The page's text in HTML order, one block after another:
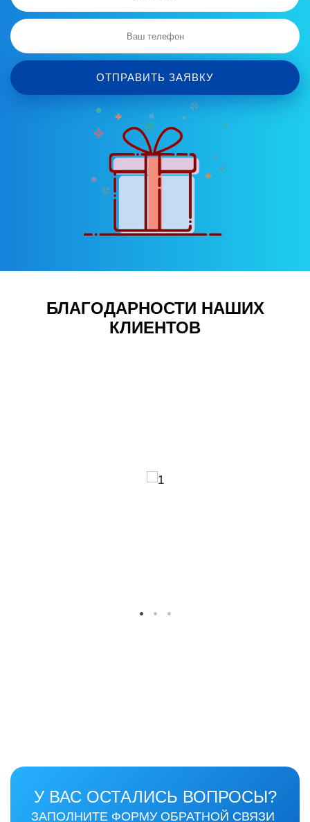
ОТПРАВИТЬ ЗАЯВКУ
БЛАГОДАРНОСТИ НАШИХ
КЛИЕНТОВ
У ВАС ОСТАЛИСЬ ВОПРОСЫ?
ЗАПОЛНИТЕ ФОРМУ ОБРАТНОЙ СВЯЗИ